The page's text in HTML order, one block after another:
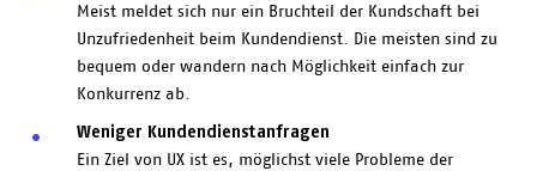
Meist meldet sich nur ein Bruchteil der Kundschaft bei
Unzufriedenheit beim Kundendienst. Die meisten sind zu
bequem oder wandern nach Möglichkeit einfach zur
Konkurrenz ab.
Weniger Kundendienstanfragen
Ein Ziel von UX ist es, möglichst viele Probleme der